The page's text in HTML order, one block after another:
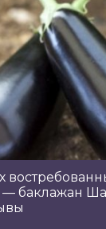
— баклажан